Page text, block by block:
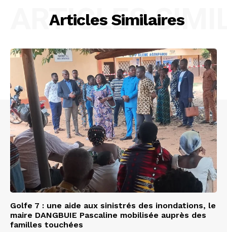
Articles Similaires
ARTICLES
Golfe 7 : une aide aux sinistrés des inondations, le
maire DANGBUIE Pascaline mobilisée auprès des
familles touchées